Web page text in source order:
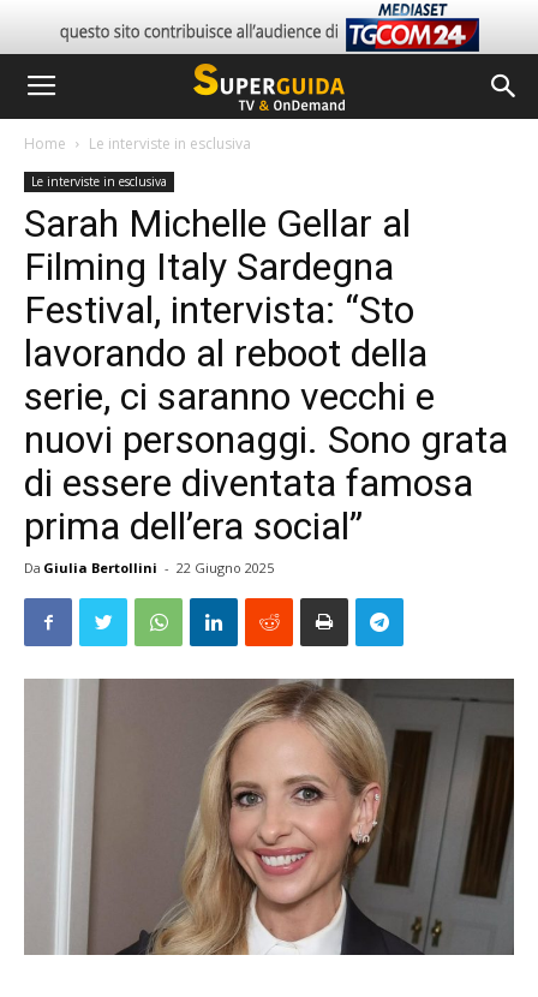
Home Le interviste in esclusiva
Le interviste in esclusiva
Sarah Michelle Gellar al
Filming Italy Sardegna
Festival, intervista: “Sto
lavorando al reboot della
serie, ci saranno vecchi e
nuovi personaggi. Sono grata
di essere diventata famosa
prima dell’era social”
Da Giulia Bertollini - 22 Giugno 2025